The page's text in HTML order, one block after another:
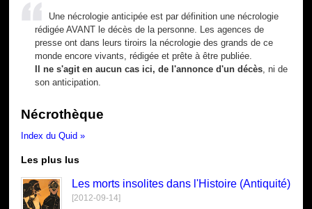
Une nécrologie anticipée est par définition une nécrologie
rédigée AVANT le décès de la personne. Les agences de
presse ont dans leurs tiroirs la nécrologie des grands de ce
monde encore vivants, rédigée et prête à être publiée.
Il ne s'agit en aucun cas ici, de l'annonce d'un décès , ni de
son anticipation.
Nécrothèque
Index du Quid »
Les plus lus
Les morts insolites dans l'Histoire (Antiquité)
[2012-09-14]